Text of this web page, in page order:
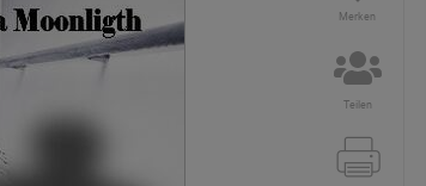
Merken
Teilen